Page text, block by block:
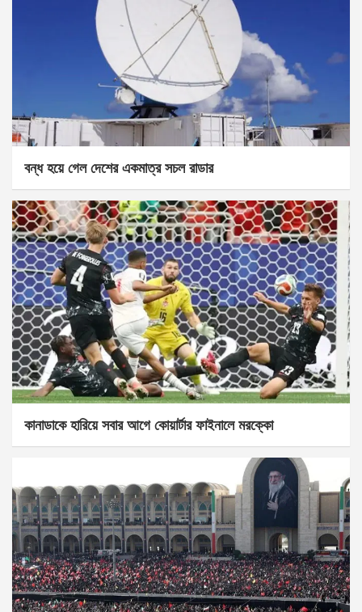
বন্ধ হয়ে গেল দেশের একমাত্র সচল রাডার
কানাডাকে হারিয়ে সবার আগে কোয়ার্টার ফাইনালে মরক্কো